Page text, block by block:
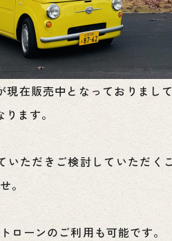
現在販売中となっておりまし
ます。
いただきご検討していただ
。
ローンのご利用も可能です。